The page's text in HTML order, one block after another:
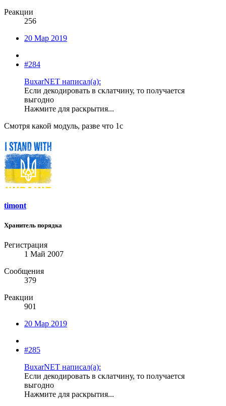
Реакции
256
20 Мар 2019
#284
BuxarNET написал(а):
Если декодировать в склатчину, то получается
выгодно
Нажмите для раскрытия...
Смотря какой модуль, разве что 1с
timont
Хранитель порядка
Регистрация
1 Май 2007
Сообщения
379
Реакции
901
20 Мар 2019
#285
BuxarNET написал(а):
Если декодировать в склатчину, то получается
выгодно
Нажмите для раскрытия...